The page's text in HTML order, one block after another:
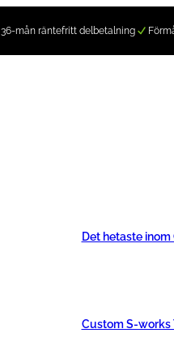
36-mån räntefritt delbetalning
Det hetaste inom
Custom S-works